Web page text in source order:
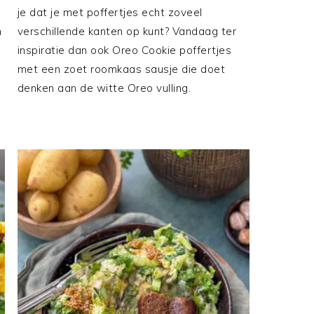
je dat je met poffertjes echt zoveel
verschillende kanten op kunt? Vandaag ter
inspiratie dan ook Oreo Cookie poffertjes
met een zoet roomkaas sausje die doet
denken aan de witte Oreo vulling.